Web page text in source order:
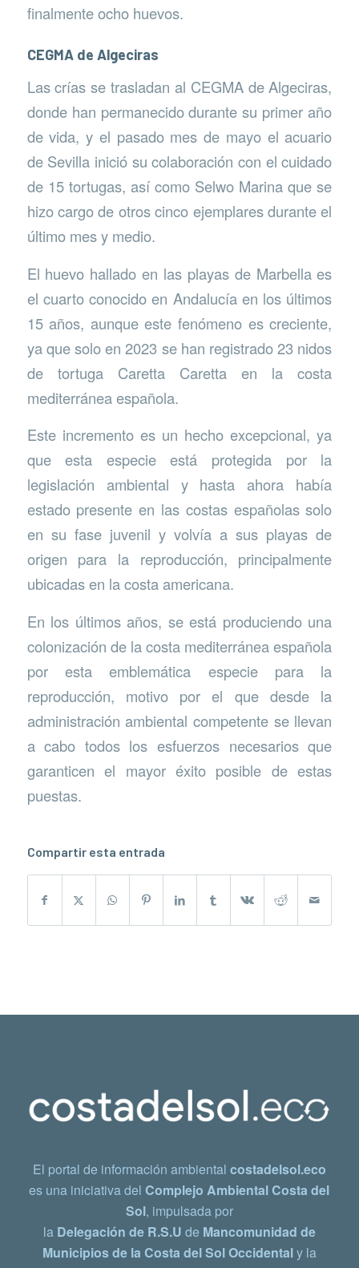
finalmente ocho huevos.
CEGMA de Algeciras
Las crías se trasladan al CEGMA de Algeciras,
donde han permanecido durante su primer año
de vida, y el pasado mes de mayo el acuario
de Sevilla inició su colaboración con el cuidado
de 15 tortugas, así como Selwo Marina que se
hizo cargo de otros cinco ejemplares durante el
último mes y medio.
El huevo hallado en las playas de Marbella es
el cuarto conocido en Andalucía en los últimos
15 años, aunque este fenómeno es creciente,
ya que solo en 2023 se han registrado 23 nidos
de tortuga Caretta Caretta en la costa
mediterránea española.
Este incremento es un hecho excepcional, ya
que esta especie está protegida por la
legislación ambiental y hasta ahora había
estado presente en las costas españolas solo
en su fase juvenil y volvía a sus playas de
origen para la reproducción, principalmente
ubicadas en la costa americana.
En los últimos años, se está produciendo una
colonización de la costa mediterránea española
por esta emblemática especie para la
reproducción, motivo por el que desde la
administración ambiental competente se llevan
a cabo todos los esfuerzos necesarios que
garanticen el mayor éxito posible de estas
puestas.
Compartir esta entrada
El portal de información ambiental costadelsol.eco
es una iniciativa delComplejo Ambiental Costa del
Sol, impulsada por
la Delegación de R.S.U de Mancomunidad de
Municipios de la Costa del Sol Occidentaly la